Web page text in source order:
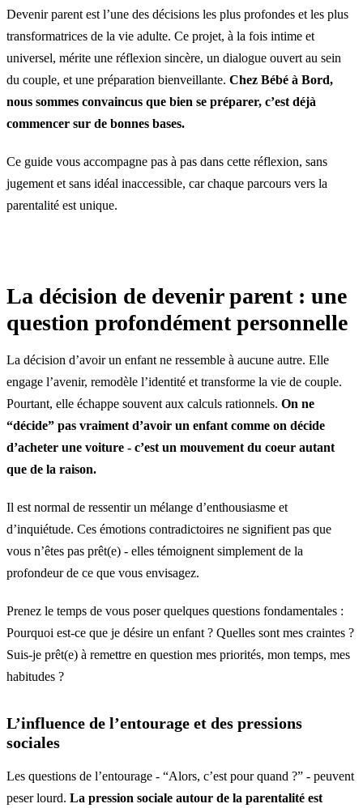
Devenir parent est l’une des décisions les plus profondes et les plus
transformatrices de la vie adulte. Ce projet, à la fois intime et
universel, mérite une réflexion sincère, un dialogue ouvert au sein
du couple, et une préparation bienveillante. Chez Bébé à Bord,
nous sommes convaincus que bien se préparer, c’est déjà
commencer sur de bonnes bases.
Ce guide vous accompagne pas à pas dans cette réflexion, sans
jugement et sans idéal inaccessible, car chaque parcours vers la
parentalité est unique.
La décision de devenir parent : une
question profondément personnelle
La décision d’avoir un enfant ne ressemble à aucune autre. Elle
engage l’avenir, remodèle l’identité et transforme la vie de couple.
Pourtant, elle échappe souvent aux calculs rationnels. On ne
“décide” pas vraiment d’avoir un enfant comme on décide
d’acheter une voiture - c’est un mouvement du coeur autant
que de la raison.
Il est normal de ressentir un mélange d’enthousiasme et
d’inquiétude. Ces émotions contradictoires ne signifient pas que
vous n’êtes pas prêt(e) - elles témoignent simplement de la
profondeur de ce que vous envisagez.
Prenez le temps de vous poser quelques questions fondamentales :
Pourquoi est-ce que je désire un enfant ? Quelles sont mes craintes ?
Suis-je prêt(e) à remettre en question mes priorités, mon temps, mes
habitudes ?
L’influence de l’entourage et des pressions
sociales
Les questions de l’entourage - “Alors, c’est pour quand ?” - peuvent
peser lourd. La pression sociale autour de la parentalité est